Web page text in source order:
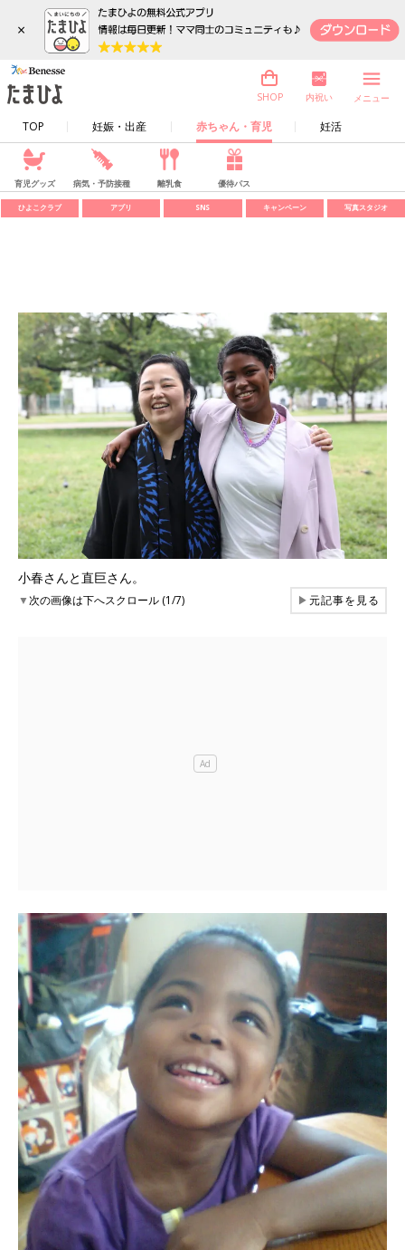
×
TOP 妊娠・出産 赤ちゃん・育児 妊活
SHOP 内祝い メニュー
育児グッズ 病気・予防接種 離乳食 優待パス
ひよこクラブ アプリ SNS キャンペーン 写真スタジオ
小春さんと直巨さん。
▼次の画像は下へスクロール (1/7) ▶元記事を見る